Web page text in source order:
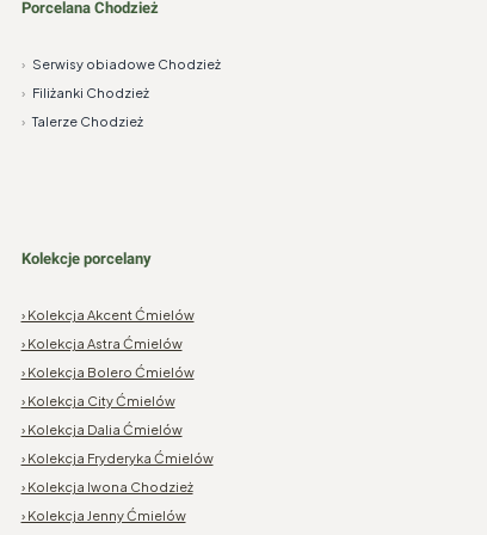
Porcelana Chodzież
› Serwisy obiadowe Chodzież
› Filiżanki Chodzież
› Talerze Chodzież
Kolekcje porcelany
› Kolekcja Akcent Ćmielów
› Kolekcja Astra Ćmielów
› Kolekcja Bolero Ćmielów
› Kolekcja City Ćmielów
› Kolekcja Dalia Ćmielów
› Kolekcja Fryderyka Ćmielów
› Kolekcja Iwona Chodzież
› Kolekcja Jenny Ćmielów